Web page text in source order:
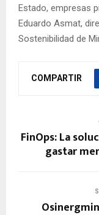
Estado, empresas
Eduardo Asmat,
Sostenibilidad de
COMPARTIR
FinOps: La
gastar